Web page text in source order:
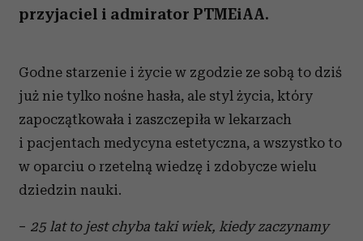
przyjaciel i admirator PTMEiAA.
Godne starzenie i życie w zgodzie ze sobą to dziś
już nie tylko nośne hasła, ale styl życia, który
zapoczątkowała i zaszczepiła w lekarzach
i pacjentach medycyna estetyczna, a wszystko to
w oparciu o rzetelną wiedzę i zdobycze wielu
dziedzin nauki.
− 25 lat to jest chyba taki wiek, kiedy zaczynamy